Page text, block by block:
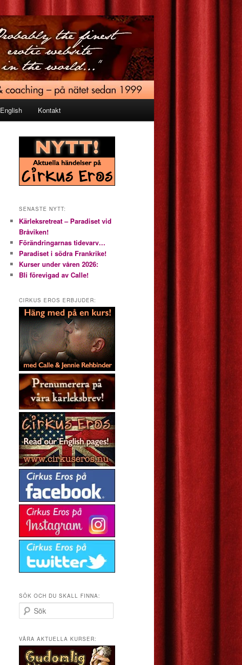
English Kontakt
SENASTE NYTT:
Kärleksretreat – Paradiset vid
Bråviken!
Förändringarnas tidevarv…
Paradiset i södra Frankrike!
Kurser under våren 2026:
Bli förevigad av Calle!
CIRKUS EROS ERBJUDER:
SÖK OCH DU SKALL FINNA:
ö
VÅRA AKTUELLA KURSER: